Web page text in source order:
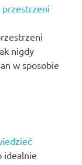
nigdy
w sposobie
idealnie